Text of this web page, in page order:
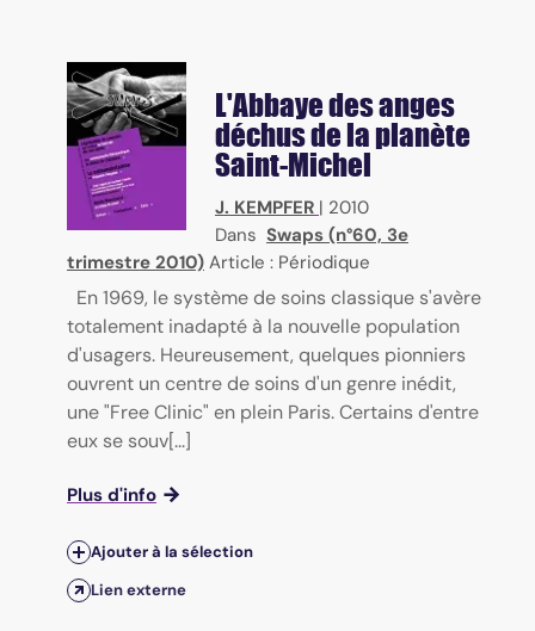
L'Abbaye des anges
déchus de la planète
Saint-Michel
J. KEMPFER | 2010
Dans Swaps (n°60, 3e
trimestre 2010) Article : Périodique
En 1969, le système de soins classique s'avère
totalement inadapté à la nouvelle population
d'usagers. Heureusement, quelques pionniers
ouvrent un centre de soins d'un genre inédit,
une "Free Clinic" en plein Paris. Certains d'entre
eux se souv[...]
Plus d'info
Ajouter à la sélection
Lien externe